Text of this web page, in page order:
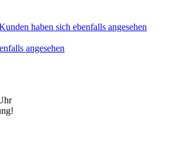
haben sich ebenfalls angesehen
angesehen